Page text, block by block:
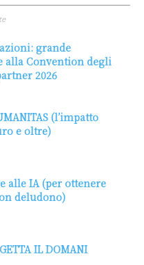
grande
alla Convention degli
2026
(l’impatto
e oltre)
alle IA (per ottenere
deludono)
IL DOMANI